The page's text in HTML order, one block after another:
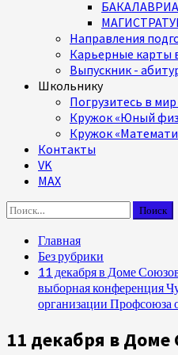
Направления
Карьерные карты
Выпускник -
Школьнику
Погрузитесь в
Кружок «Юный
Кружок
Контакты
VK
MAX
Найти:
Главная
Без рубрики
11 декабря в Доме
выборная конференция
организации Профсоюза
11 декабря в Доме